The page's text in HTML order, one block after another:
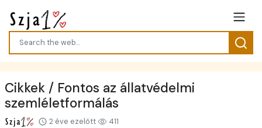
Cikkek / Fontos az állatvédelmi
szemléletformálás
2 éve ezelőtt 411